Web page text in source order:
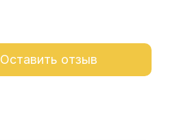
Оставить отзыв